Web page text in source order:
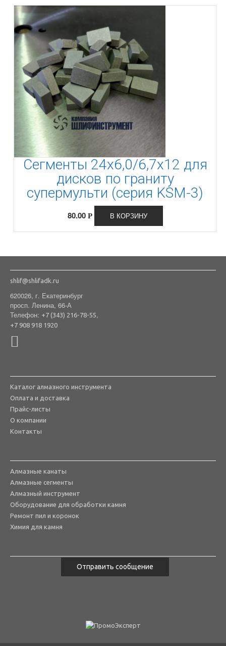
Сегменты 24х6,0/6,7х12 для
дисков по граниту
супермульти (серия KSМ-3)
80.00 Р В КОРЗИНУ
shlif@shlifadk.ru
620026, г. Екатеринбург
просп. Ленина, 66-А
Телефон: +7 (343) 216-78-55,
+7 908 918 1920
Каталог алмазного инструмента
Оплата и доставка
Прайс-листы
О компании
Контакты
Алмазные канаты
Алмазные сегменты
Алмазный инструмент
Оборудование для обработки камня
Ремонт пил и коронок
Химия для камня
Отправить сообщение